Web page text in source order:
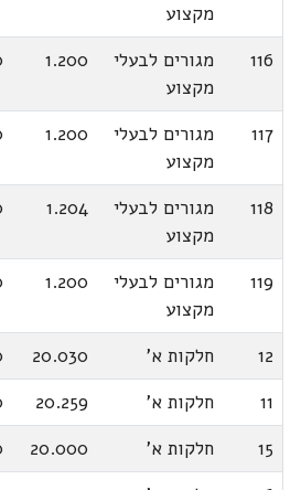
מקצוע
116
מגורים לבעלי
מקצוע
1.200
117
מגורים לבעלי
מקצוע
1.200
118
מגורים לבעלי
מקצוע
1.204
119
מגורים לבעלי
מקצוע
1.200
12 חלקות א' 20.030
11
חלקות א' 20.259
15
חלקות א' 20.000